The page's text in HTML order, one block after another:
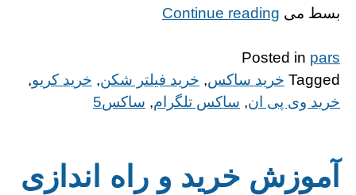
بسط می Continue reading
Posted in pars
Tagged خرید ساکس, خرید فیلتر شکن, خرید کریو,
خرید وی پی ان, ساکس تلگرام, ساکس5
آموزش خرید و راه اندازی